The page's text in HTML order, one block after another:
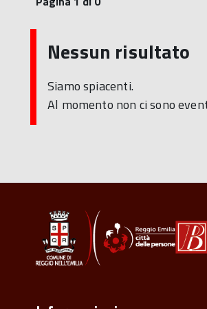
Nessun risultato
Siamo spiacenti.
Al momento non ci sono